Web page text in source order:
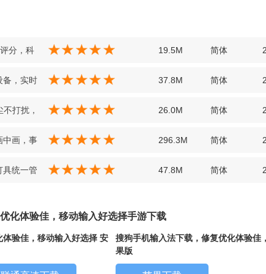
分，科
最新版
19.5M 简体
备，实时
最新版
37.8M 简体
打扰， 26.0M 简体
中画，事
版
296.3M 简体
具统一管 47.8M 简体
化体验佳，移动输入好选择手游下载
验佳，移动输入好选择 安
搜狗手机输入法下载，修复优化体验佳
果版